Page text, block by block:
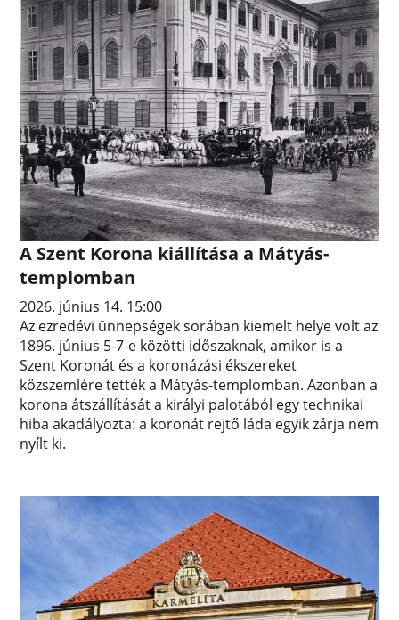
A Szent Korona kiállítása a Mátyás-
templomban
2026. június 14. 15:00
Az ezredévi ünnepségek sorában kiemelt helye volt az
1896. június 5-7-e közötti időszaknak, amikor is a
Szent Koronát és a koronázási ékszereket
közszemlére tették a Mátyás-templomban. Azonban a
korona átszállítását a királyi palotából egy technikai
hiba akadályozta: a koronát rejtő láda egyik zárja nem
nyílt ki.